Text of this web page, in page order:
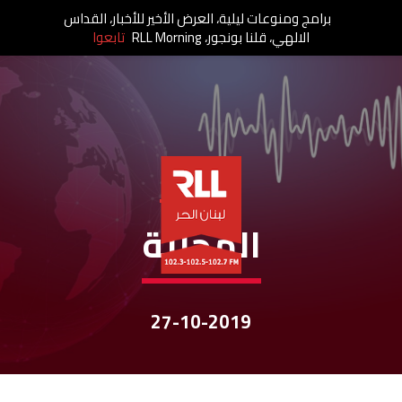
نشرات الأخبار
المحليّة
27-10-2019
برامج ومنوعات ليلية، العرض الأخير للأخبار، القداس
الالهي، قلنا بونجور، RLL Morning تابعوا